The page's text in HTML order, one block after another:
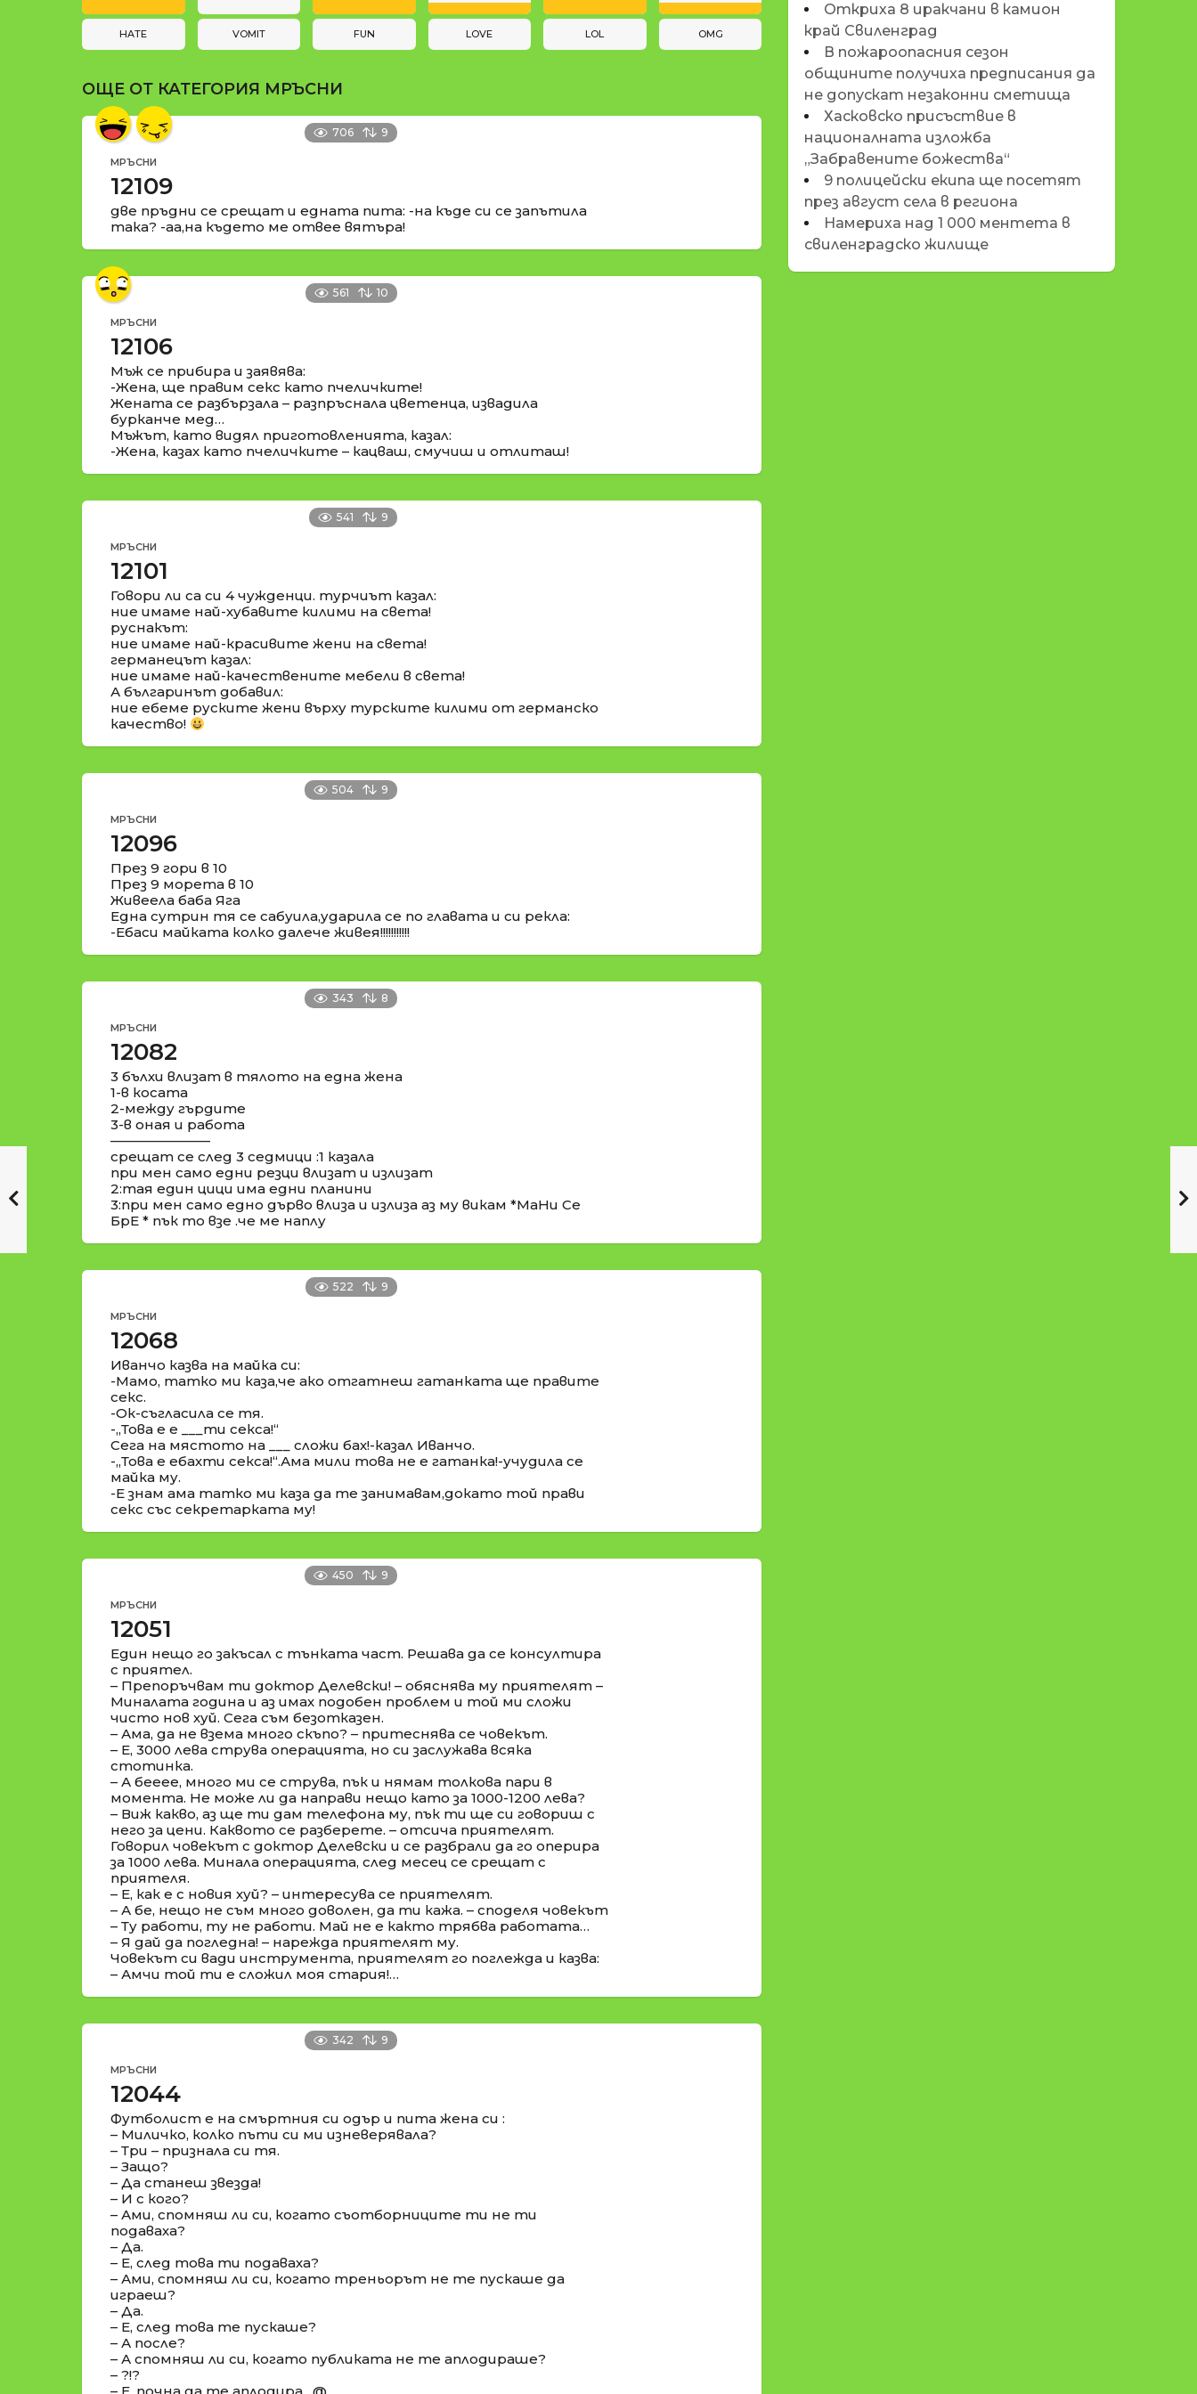
t
i
n
HATE VOMIT FUN LOVE LOL OMG
ОЩЕ ОТ КАТЕГОРИЯ МРЪСНИ
706 9
МРЪСНИ
12109
две пръдни се срещат и едната пита: -на къде си се запътила
така? -аа,на където ме отвее вятъра!
561 10
МРЪСНИ
12106
Мъж се прибира и заявява:
-Жена, ще правим секс като пчеличките!
Жената се разбързала – разпръснала цветенца, извадила
бурканче мед…
Мъжът, като видял приготовленията, казал:
-Жена, казах като пчеличките – кацваш, смучиш и отлиташ!
541 9
МРЪСНИ
12101
Говори ли са си 4 чужденци. турчиът казал:
ние имаме най-хубавите килими на света!
руснакът:
ние имаме най-красивите жени на света!
германецът казал:
ние имаме най-качествените мебели в света!
А българинът добавил:
ние ебеме руските жени върху турските килими от германско
качество!
504 9
МРЪСНИ
12096
През 9 гори в 10
През 9 морета в 10
Живеела баба Яга
Една сутрин тя се сабуила,ударила се по главата и си рекла:
-Ебаси майката колко далече живея!!!!!!!!!!!
343 8
МРЪСНИ
12082
3 бълхи влизат в тялото на една жена
1-в косата
2-между гърдите
3-в оная и работа
––––––––––––––
срещат се след 3 седмици :1 казала
при мен само едни резци влизат и излизат
2:тая един цици има едни планини
3:при мен само едно дърво влиза и излиза аз му викам *МаНи Се
БрЕ * пък то взе .че ме наплу
522 9
МРЪСНИ
12068
Иванчо казва на майка си:
-Мамо, татко ми каза,че ако отгатнеш гатанката ще правите
секс.
-Ок-съгласила се тя.
-,,Това е е ___ти секса!“
Сега на мястото на ___ сложи бах!-казал Иванчо.
-,,Това е ебахти секса!“.Ама мили това не е гатанка!-учудила се
майка му.
-Е знам ама татко ми каза да те занимавам,докато той прави
секс със секретарката му!
450 9
МРЪСНИ
12051
Един нещо го закъсал с тънката част. Решава да се консултира
с приятел.
– Препоръчвам ти доктор Делевски! – обяснява му приятелят –
Миналата година и аз имах подобен проблем и той ми сложи
чисто нов хуй. Сега съм безотказен.
– Ама, да не взема много скъпо? – притеснява се човекът.
– Е, 3000 лева струва операцията, но си заслужава всяка
стотинка.
– А бееее, много ми се струва, пък и нямам толкова пари в
момента. Не може ли да направи нещо като за 1000-1200 лева?
– Виж какво, аз ще ти дам телефона му, пък ти ще си говориш с
него за цени. Каквото се разберете. – отсича приятелят.
Говорил човекът с доктор Делевски и се разбрали да го оперира
за 1000 лева. Минала операцията, след месец се срещат с
приятеля.
– Е, как е с новия хуй? – интересува се приятелят.
– А бе, нещо не съм много доволен, да ти кажа. – споделя човекът
– Ту работи, ту не работи. Май не е както трябва работата…
– Я дай да погледна! – нарежда приятелят му.
Човекът си вади инструмента, приятелят го поглежда и казва:
– Амчи той ти е сложил моя стария!…
342 9
МРЪСНИ
12044
Футболист е на смъртния си одър и пита жена си :
– Миличко, колко пъти си ми изневерявала?
– Три – признала си тя.
– Защо?
– Да станеш звезда!
– И с кого?
– Ами, спомняш ли си, когато съотборниците ти не ти
подаваха?
– Да.
– Е, след това ти подаваха?
– Ами, спомняш ли си, когато треньорът не те пускаше да
играеш?
– Да.
– Е, след това те пускаше?
– А после?
– А спомняш ли си, когато публиката не те аплодираше?
– ?!?
Откриха 8 иракчани в камион
край Свиленград
В пожароопасния сезон
общините получиха предписания да
не допускат незаконни сметища
Хасковско присъствие в
националната изложба
„Забравените божества“
9 полицейски екипа ще посетят
през август села в региона
Намериха над 1 000 ментета в
свиленградско жилище